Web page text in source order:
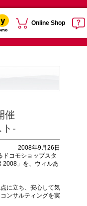
Online Shop
催
ト-
2008年9月26日
ドコモショップスタ
2008」を、ウィルあ
に立ち、安心して気
ンサルティングを実